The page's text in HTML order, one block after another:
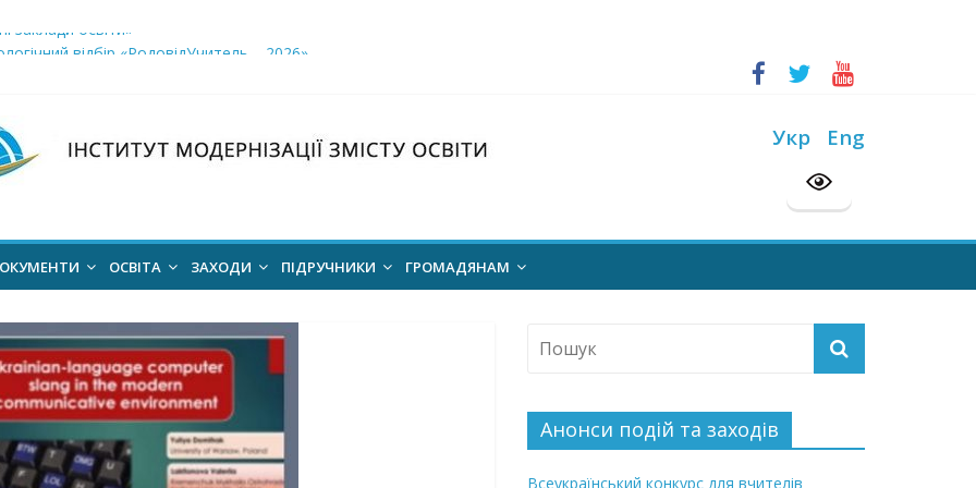
заклади освіти»
проєкт наказу “Про затвердження Положення про Всеукраїнський конкурс “Шкільна бібліотека”
здобуття академічних стипендій імені Героїв Небесної Сотні на 2026/2027 н. р.
Укр Eng
ОСВІТА ЗАХОДИ ПІДРУЧНИКИ ГРОМАДЯНАМ
Анонси подій та заходів
Всеукраїнський конкурс для вчителів